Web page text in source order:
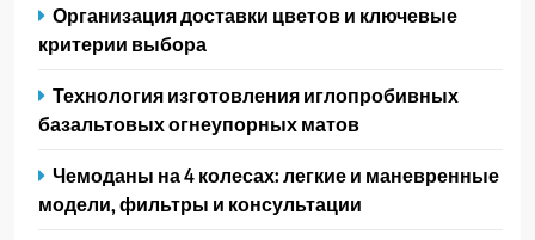
Организация доставки цветов и ключевые
критерии выбора
Технология изготовления иглопробивных
базальтовых огнеупорных матов
Чемоданы на 4 колесах: легкие и маневренные
модели, фильтры и консультации